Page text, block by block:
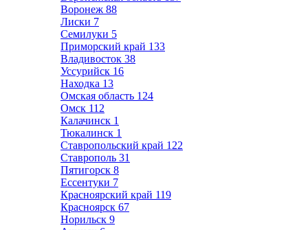
Воронеж 88
Лиски 7
Семилуки 5
Приморский край 133
Владивосток 38
Уссурийск 16
Находка 13
Омская область 124
Омск 112
Калачинск 1
Тюкалинск 1
Ставропольский край 122
Ставрополь 31
Пятигорск 8
Ессентуки 7
Красноярский край 119
Красноярск 67
Норильск 9